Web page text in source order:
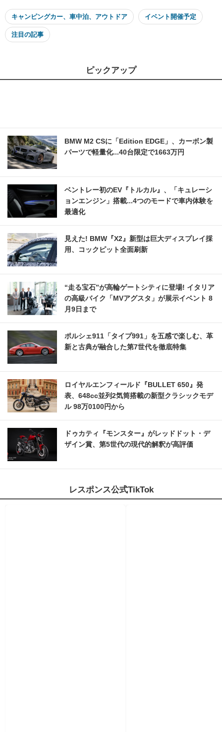
キャンピングカー、車中泊、アウトドア イベント開催予定
注目の記事
ピックアップ
BMW M2 CSに「Edition EDGE」、カーボン製
パーツで軽量化...40台限定で1663万円
ベントレー初のEV『トルカル』、「キュレーシ
ョンエンジン」搭載...4つのモードで車内体験を
最適化
見えた! BMW『X2』新型は巨大ディスプレイ採
用、コックピット全面刷新
“走る宝石”が高輪ゲートシティに登場! イタリア
の高級バイク「MVアグスタ」が展示イベント 8
月9日まで
ポルシェ911「タイプ991」を五感で楽しむ、革
新と古典が融合した第7世代を徹底特集
ロイヤルエンフィールド『BULLET 650』発
表、648cc並列2気筒搭載の新型クラシックモデ
ル 98万0100円から
ドゥカティ『モンスター』がレッドドット・デ
ザイン賞、第5世代の現代的解釈が高評価
レスポンス公式TikTok